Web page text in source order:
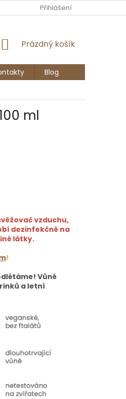
Přihlášení
NÁKUPNÍ
Prázdný košík
Blog
ml
vzduchu,
dezinfekčně na
látky.
!
Vůně
a letní